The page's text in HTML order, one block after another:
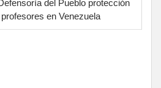
del Pueblo protección
en Venezuela